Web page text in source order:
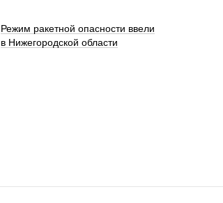
Режим ракетной опасности ввели
в Нижегородской области